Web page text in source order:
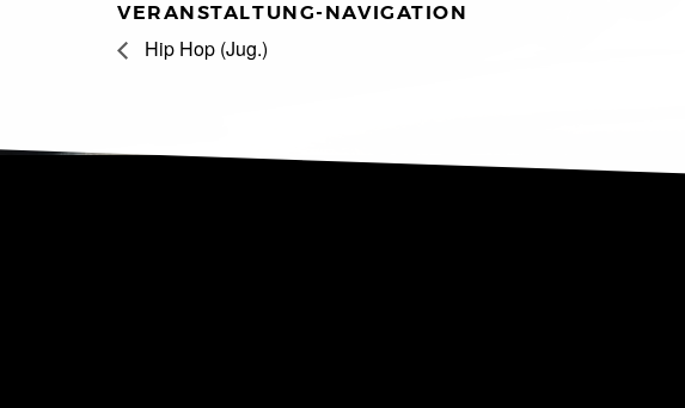
VERANSTALTUNG-NAVIGATION
Hip Hop (Jug.)